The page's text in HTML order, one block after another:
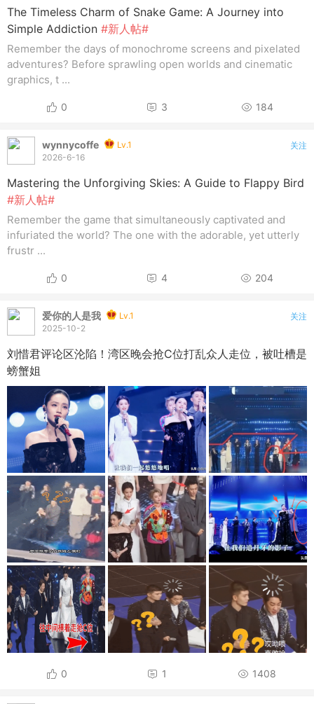
The Timeless Charm of Snake Game: A Journey into
Simple Addiction #新人帖#
Remember the days of monochrome screens and pixelated
adventures? Before sprawling open worlds and cinematic
graphics, t ...
0 3 184
wynnycoffe
Lv.1
2026-6-16
关注
Mastering the Unforgiving Skies: A Guide to Flappy Bird
#新人帖#
Remember the game that simultaneously captivated and
infuriated the world? The one with the adorable, yet utterly
frustr ...
0 4 204
爱你的人是我
Lv.1
2025-10-2
关注
刘惜君评论区沦陷！湾区晚会抢C位打乱众人走位，被吐槽是
螃蟹姐
0 1 1408